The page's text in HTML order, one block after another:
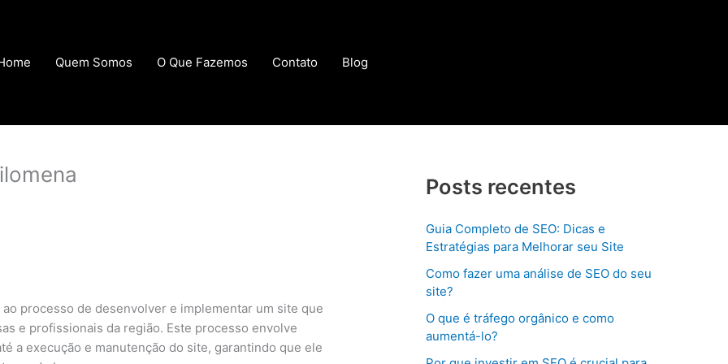
Quem Somos O Que Fazemos Contato Blog
processo de desenvolver e implementar um site que
e profissionais da região. Este processo envolve
a execução e manutenção do site, garantindo que ele
Posts recentes
Guia Completo de SEO: Dicas e
Estratégias para Melhorar seu Site
Como fazer uma análise de SEO do seu
site?
O que é tráfego orgânico e como
aumentá-lo?